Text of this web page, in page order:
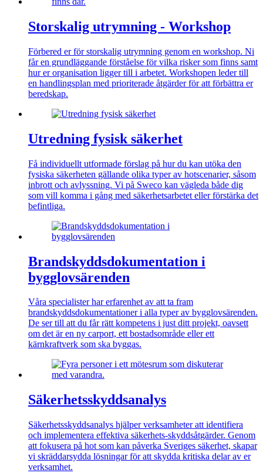
Storskalig utrymning - Workshop
Förbered er för storskalig utrymning genom en workshop. Ni
får en grundläggande förståelse för vilka risker som finns samt
hur er organisation ligger till i arbetet. Workshopen leder till
en handlingsplan med prioriterade åtgärder för att förbättra er
beredskap.
Utredning fysisk säkerhet
Få individuellt utformade förslag på hur du kan utöka den
fysiska säkerheten gällande olika typer av hotscenarier, såsom
inbrott och avlyssning. Vi på Sweco kan vägleda både dig
som vill komma i gång med säkerhetsarbetet eller förstärka det
befintliga.
Brandskyddsdokumentation i
bygglovsärenden
Våra specialister har erfarenhet av att ta fram
brandskyddsdokumentationer i alla typer av bygglovsärenden.
De ser till att du får rätt kompetens i just ditt projekt, oavsett
om det är en ny carport, ett bostadsområde eller ett
kärnkraftverk som ska byggas.
Säkerhetsskyddsanalys
Säkerhetsskyddsanalys hjälper verksamheter att identifiera
och implementera effektiva säkerhets-skyddsåtgärder. Genom
att fokusera på hot som kan påverka Sveriges säkerhet, skapar
vi skräddarsydda lösningar för att skydda kritiska delar av er
verksamhet.